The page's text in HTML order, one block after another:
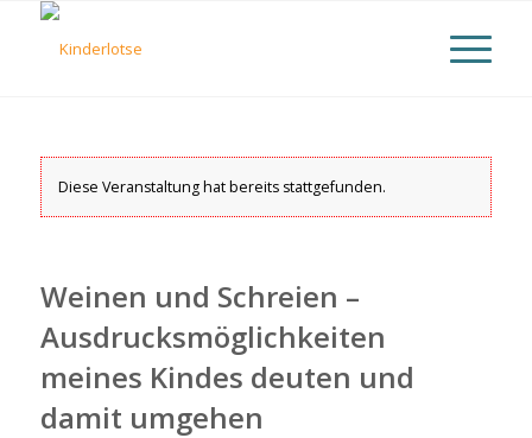
Diese Veranstaltung hat bereits stattgefunden.
Weinen und Schreien –
Ausdrucksmöglichkeiten
meines Kindes deuten und
damit umgehen